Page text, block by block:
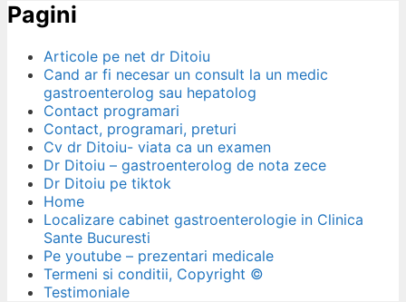
Pagini
Articole pe net dr Ditoiu
Cand ar fi necesar un consult la un medic
gastroenterolog sau hepatolog
Contact programari
Contact, programari, preturi
Cv dr Ditoiu- viata ca un examen
Dr Ditoiu – gastroenterolog de nota zece
Dr Ditoiu pe tiktok
Home
Localizare cabinet gastroenterologie in Clinica
Sante Bucuresti
Pe youtube – prezentari medicale
Termeni si conditii, Copyright ©
Testimoniale